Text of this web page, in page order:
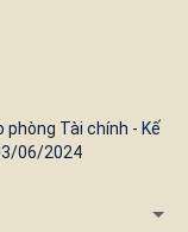
phòng Tài chính - Kế
06/2024